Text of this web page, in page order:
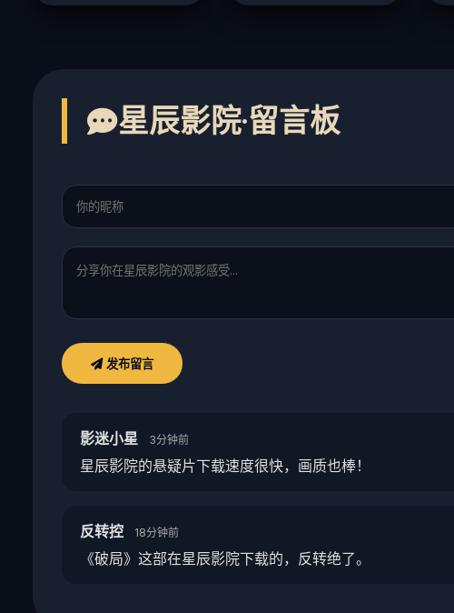
星辰影院·留言板
发布留言
影迷小星 3分钟前
星辰影院的悬疑片下载速度很快，画质也棒！
反转控 18分钟前
《破局》这部在星辰影院下载的，反转绝了。